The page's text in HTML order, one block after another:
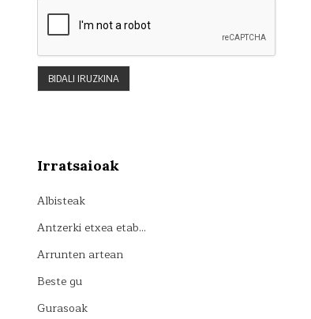
Irratsaioak
Albisteak
Antzerki etxea etab…
Arrunten artean
Beste gu
Gurasoak